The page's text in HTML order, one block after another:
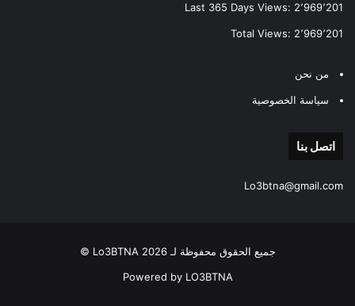
Last 365 Days Views: 2٬969٬201
Total Views: 2٬969٬201
من نحن
سياسة الخصوصية
اتصل بنا
Lo3btna@gmail.com
جميع الحقوق محفوظة لـ Lo3BTNA 2026 ©
Powered by LO3BTNA